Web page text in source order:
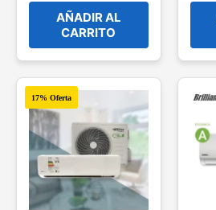
was:
$14.390,00.
is:
$13.900,00.
AÑADIR AL
CARRITO
17% Oferta